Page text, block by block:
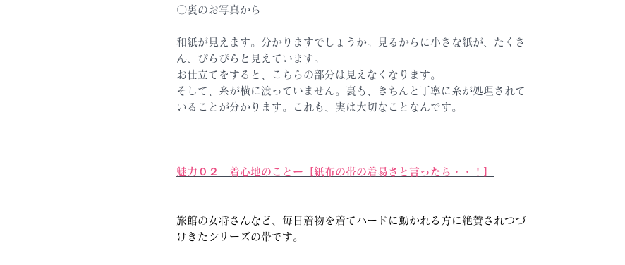
〇裏のお写真から
和紙が見えます。分かりますでしょうか。見るからに小さな紙が、たくさ
ん、ぴらぴらと見えています。
お仕立てをすると、こちらの部分は見えなくなります。
そして、糸が横に渡っていません。裏も、きちんと丁寧に糸が処理されて
いることが分かります。これも、実は大切なことなんです。
魅力０２ 着心地のことー【 紙布の帯の着易さと言ったら・・！】
旅館の女将さんなど、毎日着物を着てハードに動かれる方に絶賛されつづ
けきたシリーズの帯です。